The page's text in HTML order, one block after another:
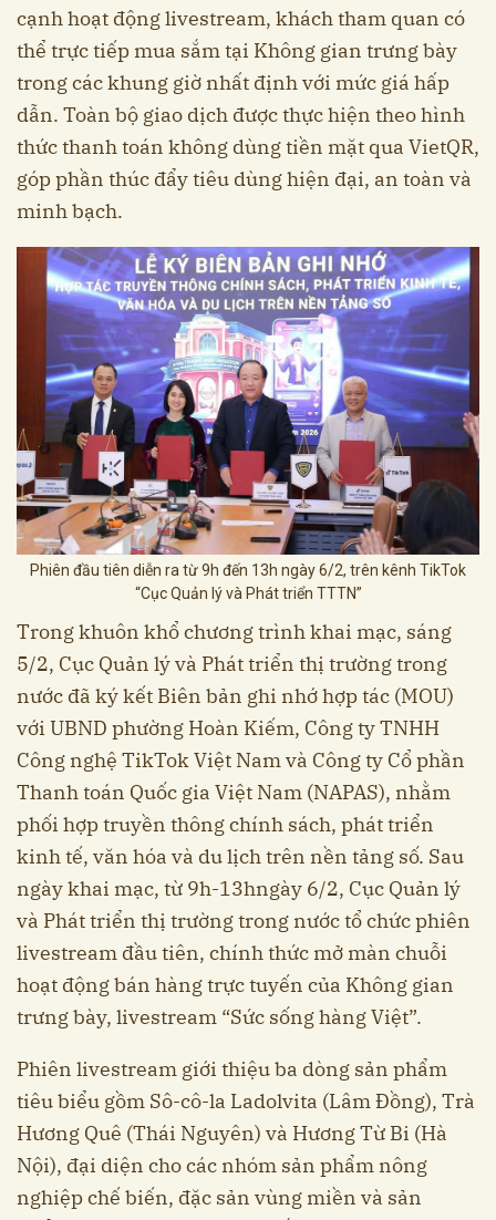
cạnh hoạt động livestream, khách tham quan có
thể trực tiếp mua sắm tại Không gian trưng bày
trong các khung giờ nhất định với mức giá hấp
dẫn. Toàn bộ giao dịch được thực hiện theo hình
thức thanh toán không dùng tiền mặt qua VietQR,
góp phần thúc đẩy tiêu dùng hiện đại, an toàn và
minh bạch.
Phiên đầu tiên diễn ra từ 9h đến 13h ngày 6/2, trên kênh TikTok
“Cục Quản lý và Phát triển TTTN”
Trong khuôn khổ chương trình khai mạc, sáng
5/2, Cục Quản lý và Phát triển thị trường trong
nước đã ký kết Biên bản ghi nhớ hợp tác (MOU)
với UBND phường Hoàn Kiếm, Công ty TNHH
Công nghệ TikTok Việt Nam và Công ty Cổ phần
Thanh toán Quốc gia Việt Nam (NAPAS), nhằm
phối hợp truyền thông chính sách, phát triển
kinh tế, văn hóa và du lịch trên nền tảng số. Sau
ngày khai mạc, từ 9h-13hngày 6/2, Cục Quản lý
và Phát triển thị trường trong nước tổ chức phiên
livestream đầu tiên, chính thức mở màn chuỗi
hoạt động bán hàng trực tuyến của Không gian
trưng bày, livestream “Sức sống hàng Việt”.
Phiên livestream giới thiệu ba dòng sản phẩm
tiêu biểu gồm Sô-cô-la Ladolvita (Lâm Đồng), Trà
Hương Quê (Thái Nguyên) và Hương Từ Bi (Hà
Nội), đại diện cho các nhóm sản phẩm nông
nghiệp chế biến, đặc sản vùng miền và sản